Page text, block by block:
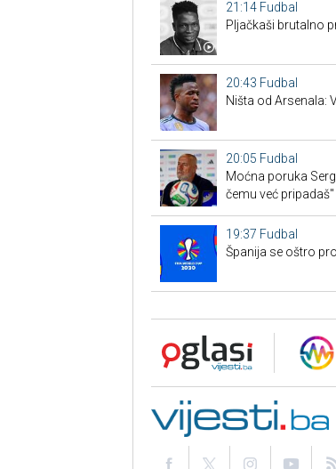
21:14 Fudbal
Pljačkaši brutalno
20:43 Fudbal
Ništa od Arsenala:
20:05 Fudbal
Moćna poruka
čemu već pripadaš"
19:37 Fudbal
Španija se oštro